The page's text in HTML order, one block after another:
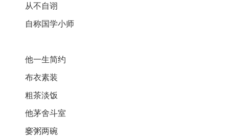
从不自诩
自称国学小师
他一生简约
布衣素装
粗茶淡饭
他茅舍斗室
窭粥两碗